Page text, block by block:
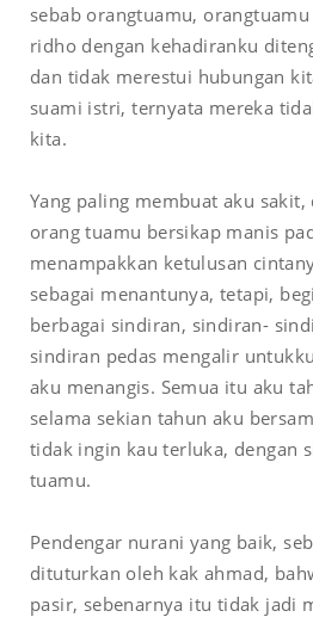
sebab orangtuamu,
ridho dengan kehadiranku
dan tidak merestui hubungan
suami istri, ternyata mereka
kita.
Yang paling membuat aku
orang tuamu bersikap manis
menampakkan ketulusan
sebagai menantunya, tetapi,
berbagai sindiran, sindiran-
sindiran pedas mengalir
aku menangis. Semua itu aku
selama sekian tahun aku
tidak ingin kau terluka, dengan
tuamu.
Pendengar nurani yang baik,
dituturkan oleh kak ahmad,
pasir, sebenarnya itu tidak jadi